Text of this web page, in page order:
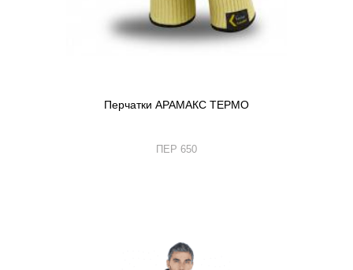
Перчатки АРАМАКС ТЕРМО
ПЕР 650